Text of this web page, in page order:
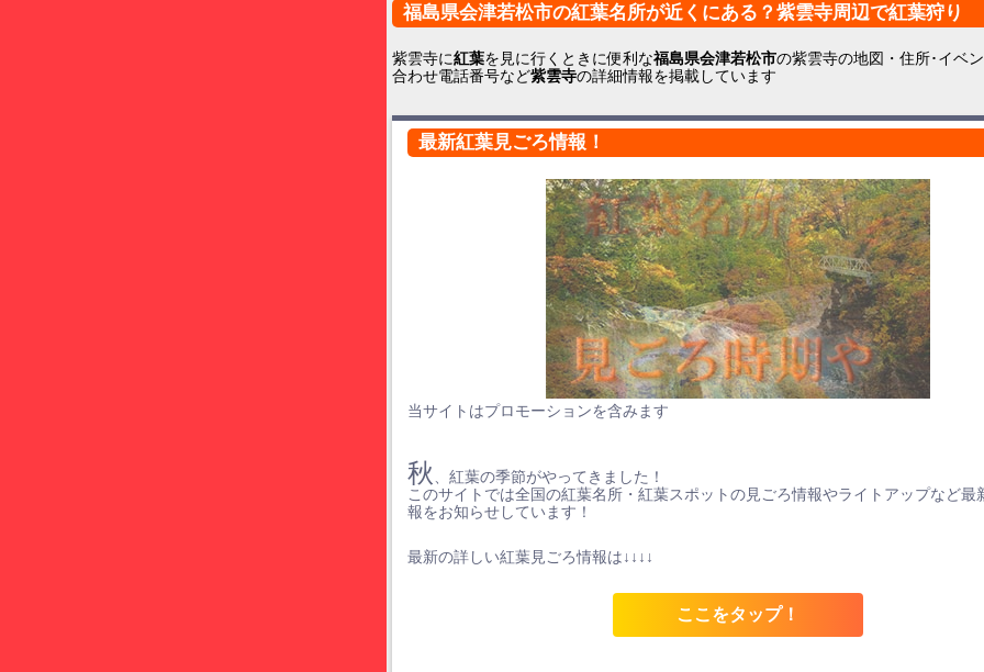
福島県会津若松市の紅葉名所が近くにある？紫雲寺周辺で紅葉狩り
紫雲寺に紅葉を見に行くときに便利な福島県会津若松市の紫雲寺の地図・住所･イベ
合わせ電話番号など紫雲寺の詳細情報を掲載しています
最新紅葉見ごろ情報！
当サイトはプロモーションを含みます
秋
、紅葉の季節がやってきました！
このサイトでは全国の紅葉名所・紅葉スポットの見ごろ情報やライトアップなど最
報をお知らせしています！
最新の詳しい紅葉見ごろ情報は↓↓↓↓
ここをタップ！